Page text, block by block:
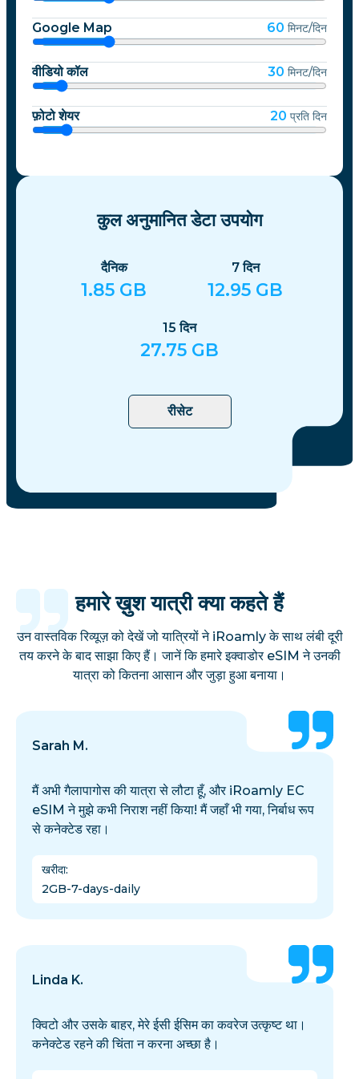
Google Map 60 मिनट/दिन
वीडियो कॉल 30 मिनट/दिन
फ़ोटो शेयर 20 प्रति दिन
कुल अनुमानित डेटा उपयोग
दैनिक
1.85 GB
7दिन
12.95 GB
15दिन
27.75 GB
रीसेट
हमारे ख़ुश यात्री क्या कहते हैं
उन वास्तविक रिव्यूज़ को देखें जो यात्रियों ने iRoamly के साथ लंबी दूरी
तय करने के बाद साझा किए हैं। जानें कि हमारे इक्वाडोर eSIM ने उनकी
यात्रा को कितना आसान और जुड़ा हुआ बनाया।
Sarah M.
मैं अभी गैलापागोस की यात्रा से लौटा हूँ, और iRoamly EC
eSIM ने मुझे कभी निराश नहीं किया! मैं जहाँ भी गया, निर्बाध रूप
से कनेक्टेड रहा।
खरीदा:
2GB-7-days-daily
Linda K.
क्विटो और उसके बाहर, मेरे ईसी ईसिम का कवरेज उत्कृष्ट था।
कनेक्टेड रहने की चिंता न करना अच्छा है।